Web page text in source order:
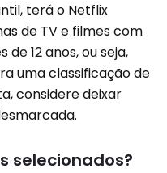
terá o Netflix
de TV e filmes com
12 anos, ou seja,
uma classificação de
considere deixar
selecionados?